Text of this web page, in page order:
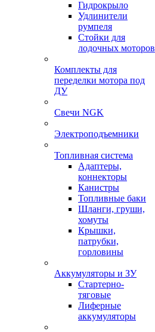
Гидрокрыло
Удлинители
румпеля
Стойки для
лодочных моторов
Комплекты для
переделки мотора под
ДУ
Свечи NGK
Электроподъемники
Топливная система
Адаптеры,
коннекторы
Канистры
Топливные баки
Шланги, груши,
хомуты
Крышки,
патрубки,
горловины
Аккумуляторы и ЗУ
Стартерно-
тяговые
Лиферные
аккумуляторы